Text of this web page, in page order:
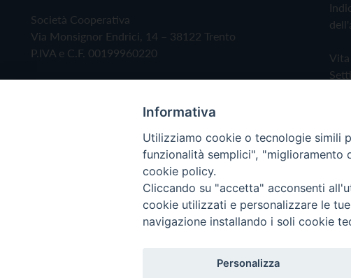
Società Cooperativa
Via Monsignor Endrici, 14 – 38122 Trento
P.IVA e C.F. 00199960220
Copyright © 2019 - Tutti i diritti riservati - Vita
Informativa
Utilizziamo cookie o tecnologie simili
funzionalità semplici", "miglioramento
cookie policy.
Cliccando su "accetta" acconsenti
cookie utilizzati e personalizzare le
navigazione installando i soli cookie
Personalizza